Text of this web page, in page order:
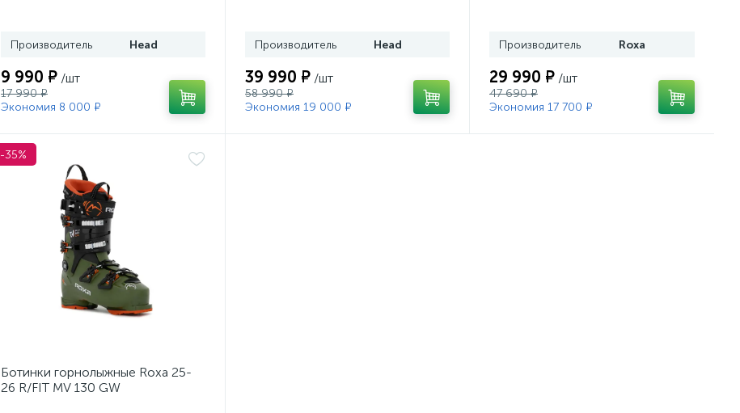
Производитель Head
9 990 ₽ /шт
17 990 ₽
Экономия 8 000 ₽
Производитель Head
39 990 ₽ /шт
58 990 ₽
Экономия 19 000 ₽
Производитель Roxa
29 990 ₽ /шт
47 690 ₽
Экономия 17 700 ₽
-35%
Ботинки горнолыжные Roxa 25-
26 R/FIT MV 130 GW